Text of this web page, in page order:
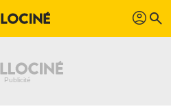
profil search